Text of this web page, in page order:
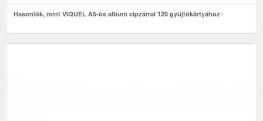
Hasonlók, mint VIQUEL A5-ös album cipzárral 120 gyűjtőkártyához